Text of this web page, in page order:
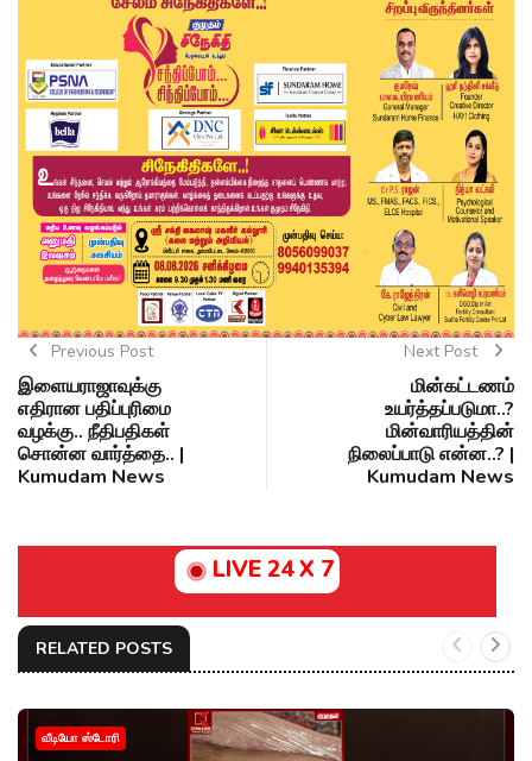
Previous Post
இளையராஜாவுக்கு
எதிரான பதிப்புரிமை
வழக்கு.. நீதிபதிகள்
சொன்ன வார்த்தை.. |
Kumudam News
Next Post
மின்கட்டணம்
உயர்த்தப்படுமா..?
மின்வாரியத்தின்
நிலைப்பாடு என்ன..? |
Kumudam News
LIVE 24 X 7
RELATED POSTS
வீடியோ ஸ்டோரி